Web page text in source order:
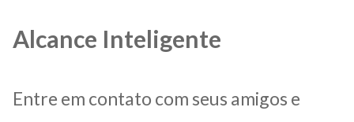
Alcance Inteligente
Entre em contato com seus amigos e